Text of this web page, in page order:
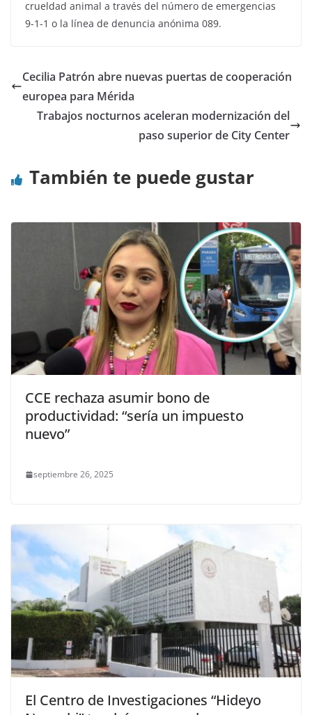
crueldad animal a través del número de emergencias
9-1-1 o la línea de denuncia anónima 089.
Cecilia Patrón abre nuevas puertas de cooperación
europea para Mérida
Trabajos nocturnos aceleran modernización del
paso superior de City Center
También te puede gustar
CCE rechaza asumir bono de
productividad: “sería un impuesto
nuevo”
septiembre 26, 2025
El Centro de Investigaciones “Hideyo